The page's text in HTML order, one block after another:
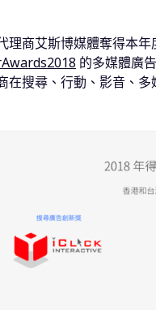
理商艾斯博媒體奪得本
的多媒體廣
在搜尋、行動、影音、